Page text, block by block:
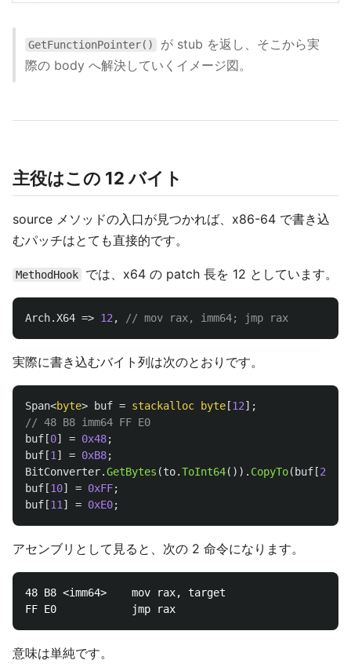
GetFunctionPointer()
が stub を返し、そこから実
際の body へ解決していくイメージ図。
主役はこの 12 バイト
source メソッドの入口が見つかれば、x86-64 で書き込
むパッチはとても直接的です。
MethodHook では、x64 の patch 長を 12 としています。
Arch.X64 => 12, // mov rax, imm64; jmp rax
実際に書き込むバイト列は次のとおりです。
Span<byte> buf = stackalloc byte [12];
// 48 B8 imm64 FF E0
buf [0] = 0x48;
buf [1] = 0xB8;
BitConverter.GetBytes (to.ToInt64()). CopyTo( buf [2
buf [10] = 0xFF;
buf [11] = 0xE0;
アセンブリとして見ると、次の 2 命令になります。
48 B8 <imm64>    mov rax, target
意味は単純です。